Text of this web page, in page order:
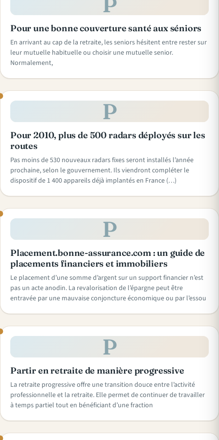
Pour une bonne couverture santé aux séniors
En arrivant au cap de la retraite, les seniors hésitent entre rester sur
leur mutuelle habituelle ou choisir une mutuelle senior.
Normalement,
P
Pour 2010, plus de 500 radars déployés sur les
routes
Pas moins de 530 nouveaux radars fixes seront installés l’année
prochaine, selon le gouvernement. Ils viendront compléter le
dispositif de 1 400 appareils déjà implantés en France (…)
P
Placement.bonne-assurance.com : un guide de
placements financiers et immobiliers
Le placement d’une somme d’argent sur un support financier n’est
pas un acte anodin. La revalorisation de l’épargne peut être
entravée par une mauvaise conjoncture économique ou par l’essou
P
Partir en retraite de manière progressive
La retraite progressive offre une transition douce entre l’activité
professionnelle et la retraite. Elle permet de continuer de travailler
à temps partiel tout en bénéficiant d’une fraction